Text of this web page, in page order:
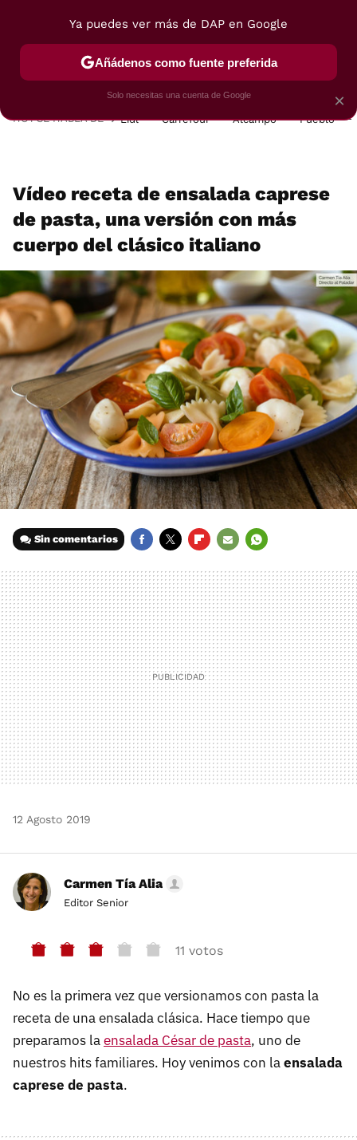
POSTRES VIAJES SELECCIÓN VEGUI
HOY SE HABLA DE Lidl Carrefour Alcampo Pueblo
Vídeo receta de ensalada caprese
de pasta, una versión con más
cuerpo del clásico italiano
Sin comentarios
MAIL
12 Agosto 2019
Carmen Tía Alia
Editor Senior
11 votos
No es la primera vez que versionamos con pasta la
receta de una ensalada clásica. Hace tiempo que
preparamos laensalada César de pasta, uno de
nuestros hits familiares. Hoy venimos con laensalada
caprese de pasta.
×
Ya puedes ver más de DAP en Google
Añádenos como fuente preferida
Solo necesitas una cuenta de Google